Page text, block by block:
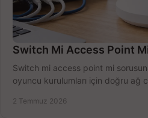
Switch Mi Access Point
Switch mi access point mi
oyuncu kurulumları için doğru ağ
2 Temmuz 2026